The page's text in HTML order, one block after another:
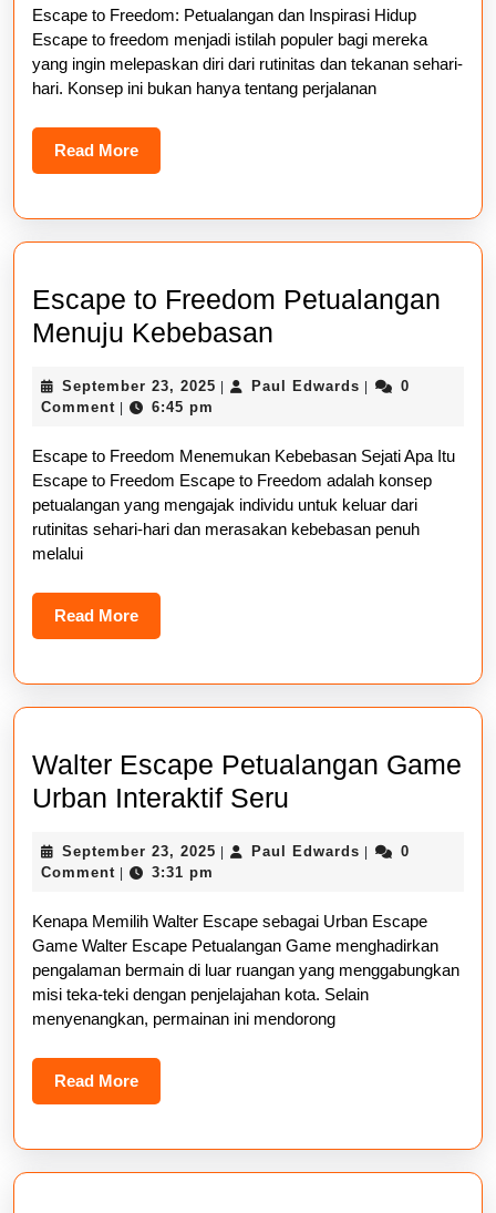
dan
Inspirasi
Hidup
Escape to Freedom: Petualangan dan Inspirasi Hidup
Escape to freedom menjadi istilah populer bagi mereka
yang ingin melepaskan diri dari rutinitas dan tekanan sehari-
hari. Konsep ini bukan hanya tentang perjalanan
Read MoreRead
More
Escape to Freedom Petualangan
Menuju Kebebasan
Freedom
Menuju
Kebebasan
September 23, 2025 September
Paul Edwards Paul 0
Comment
6:45 pm
Escape to Freedom Menemukan Kebebasan Sejati Apa Itu
Escape to Freedom Escape to Freedom adalah konsep
petualangan yang mengajak individu untuk keluar dari
rutinitas sehari-hari dan merasakan kebebasan penuh
melalui
Read MoreRead
More
Walter Escape Petualangan Game
Urban Interaktif Seru
Petualangan
Urban
Interaktif
Seru
September 23, 2025 September
Paul Edwards Paul 0
Comment
3:31 pm
Kenapa Memilih Walter Escape sebagai Urban Escape
Game Walter Escape Petualangan Game menghadirkan
pengalaman bermain di luar ruangan yang menggabungkan
misi teka-teki dengan penjelajahan kota. Selain
menyenangkan, permainan ini mendorong
Read MoreRead
More